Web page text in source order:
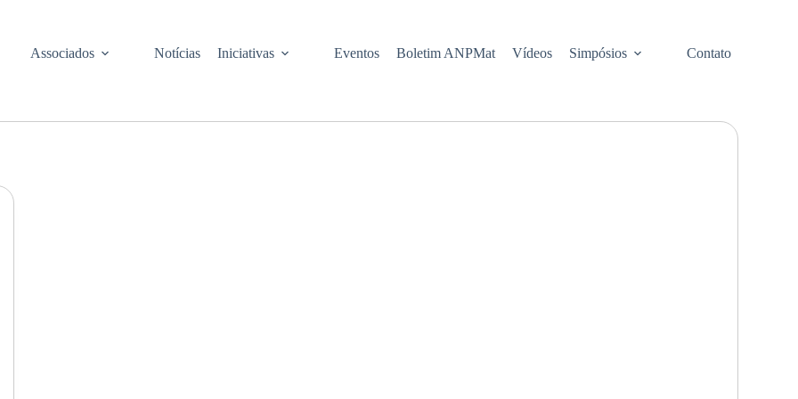
Associados Notícias Iniciativas Eventos Boletim ANPMat Vídeos Simpósios Contato